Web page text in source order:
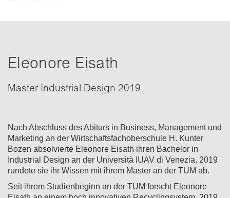
Eleonore Eisath
Master Industrial Design 2019
Nach Abschluss des Abiturs in Business, Management und
Marketing an der Wirtschaftsfachoberschule H. Kunter
Bozen absolvierte Eleonore Eisath ihren Bachelor in
Industrial Design an der Università IUAV di Venezia. 2019
rundete sie ihr Wissen mit ihrem Master an der TUM ab.
Seit ihrem Studienbeginn an der TUM forscht Eleonore